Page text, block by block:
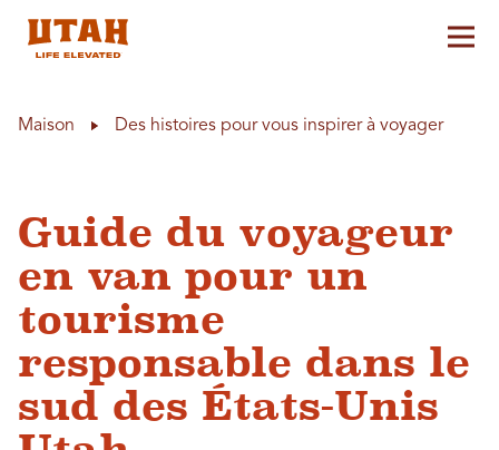
Maison Des histoires pour vous inspirer à voyager
Guide du voyageur
en van pour un
tourisme
responsable dans le
sud des États-Unis